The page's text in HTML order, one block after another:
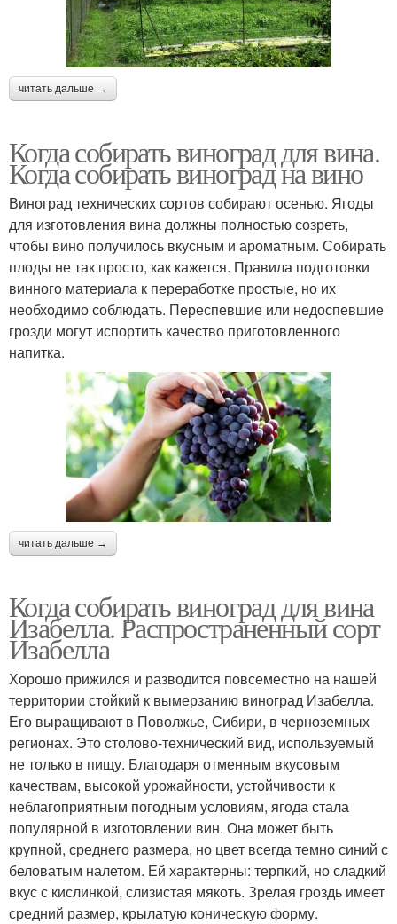
читать дальше →
Когда собирать виноград для вина.
Когда собирать виноград на вино
Виноград технических сортов собирают осенью. Ягоды
для изготовления вина должны полностью созреть,
чтобы вино получилось вкусным и ароматным. Собирать
плоды не так просто, как кажется. Правила подготовки
винного материала к переработке простые, но их
необходимо соблюдать. Переспевшие или недоспевшие
грозди могут испортить качество приготовленного
напитка.
читать дальше →
Когда собирать виноград для вина
Изабелла. Распространенный сорт
Изабелла
Хорошо прижился и разводится повсеместно на нашей
территории стойкий к вымерзанию виноград Изабелла.
Его выращивают в Поволжье, Сибири, в черноземных
регионах. Это столово-технический вид, используемый
не только в пищу. Благодаря отменным вкусовым
качествам, высокой урожайности, устойчивости к
неблагоприятным погодным условиям, ягода стала
популярной в изготовлении вин. Она может быть
крупной, среднего размера, но цвет всегда темно синий с
беловатым налетом. Ей характерны: терпкий, но сладкий
вкус с кислинкой, слизистая мякоть. Зрелая гроздь имеет
средний размер, крылатую коническую форму.